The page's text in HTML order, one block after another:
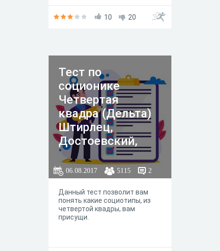
10 20
Тест по
соционике
Четвертая
квадра (Дельта)
Штирлец,
Достоевский,
Гексли, Габен.
06.08.2017 5115 2
Данный тест позволит вам
понять какие социотипы, из
четвертой квадры, вам
присущи.